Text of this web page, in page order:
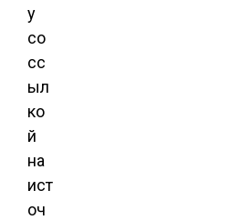
y
со
сс
ыл
ко
й
на
ист
оч